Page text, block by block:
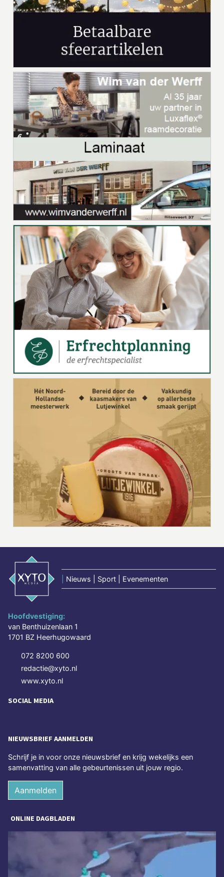
Nieuws | Sport | Evenementen
Hoofdvestiging:
van Benthuizenlaan 1
1701 BZ Heerhugowaard
072 8200 600
redactie@xyto.nl
www.xyto.nl
SOCIAL MEDIA
NIEUWSBRIEF AANMELDEN
Schrijf je in voor onze nieuwsbrief en krijg wekelijks een
samenvatting van alle gebeurtenissen uit jouw regio.
Aanmelden
ONLINE DAGBLADEN